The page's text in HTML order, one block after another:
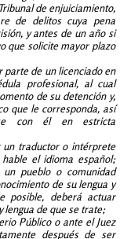
de enjuiciamiento,
de delitos cuya pena
y antes de un año si
que solicite mayor plazo
parte de un licenciado en
profesional, al cual
de su detención y,
que le corresponda, así
con él en estricta
traductor o intérprete
el idioma español;
pueblo o comunidad
de su lengua y
posible, deberá actuar
lengua de que se trate;
Público o ante el Juez
después de ser